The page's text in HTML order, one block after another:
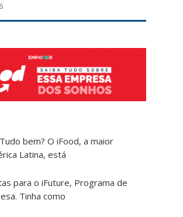
bem? O iFood, a maior
Latina, está
para o iFuture, Programa de
Tinha como